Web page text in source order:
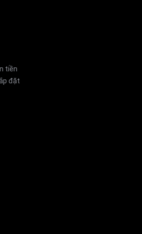
các món ăn được bày biện trên
áp và hoàn hảo, đồng thời ngăn
vi khuẩn trên bề mặt chén đĩa,
tiền
đặt